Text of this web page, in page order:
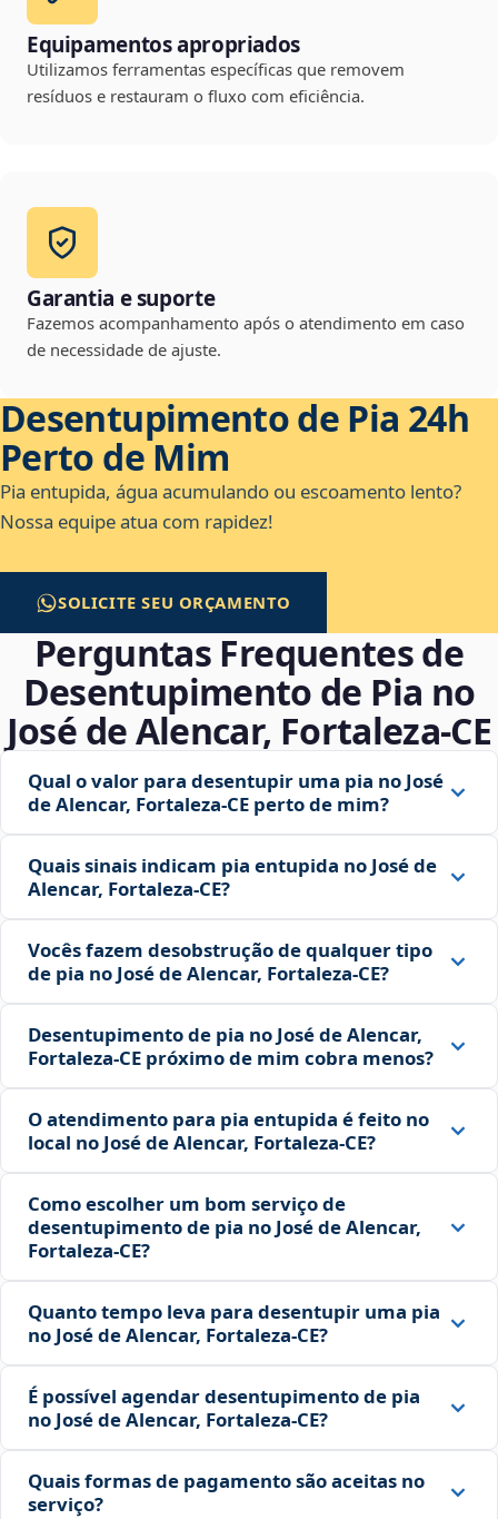
Equipamentos apropriados
Utilizamos ferramentas específicas que removem
resíduos e restauram o fluxo com eficiência.
Garantia e suporte
Fazemos acompanhamento após o atendimento em caso
de necessidade de ajuste.
Desentupimento de Pia 24h
Perto de Mim
Pia entupida, água acumulando ou escoamento lento?
Nossa equipe atua com rapidez!
SOLICITE SEU ORÇAMENTO
Perguntas Frequentes de
Desentupimento de Pia no
José de Alencar, Fortaleza‑CE
Qual o valor para desentupir uma pia no José
de Alencar, Fortaleza‑CE perto de mim?
Quais sinais indicam pia entupida no José de
Alencar, Fortaleza‑CE?
Vocês fazem desobstrução de qualquer tipo
de pia no José de Alencar, Fortaleza‑CE?
Desentupimento de pia no José de Alencar,
Fortaleza‑CE próximo de mim cobra menos?
O atendimento para pia entupida é feito no
local no José de Alencar, Fortaleza‑CE?
Como escolher um bom serviço de
desentupimento de pia no José de Alencar,
Fortaleza‑CE?
Quanto tempo leva para desentupir uma pia
no José de Alencar, Fortaleza‑CE?
É possível agendar desentupimento de pia
no José de Alencar, Fortaleza‑CE?
Quais formas de pagamento são aceitas no
serviço?